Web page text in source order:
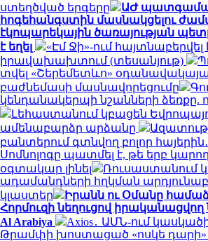
ստեղծված երգերը
ԱԺ
հոգեհանգստին մասնակցելու
էկոպարեկային ծառայության
է եղել
«Էմ Ջի»-ում
իրավախախտում (տեսանյութ)
տվել «Շերեմետևո»
բաժնեմասի մասնավորեցումը
կենդանակերպի նշանների ձեռքը.
Լեհաստանում կբացեն
ամենաբարձր արձանը
բանտերում գտնվող բոլոր
Սոմնոլոգը պատմել է, թե երբ
օգտակար լինել
Ռուսաստանում
ադամանդների հղկման
կլաստեր
Իրանն ու Օմանը
Հորմուզի նեղուցով իրականացվող
Al Arabiya
Axios․ ԱՄՆ-ում
Թրամփի խոստացած «ոսկե